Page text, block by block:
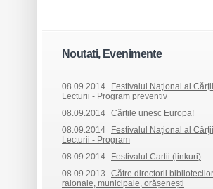
Noutati, Evenimente
08.09.2014
Festivalul Naţional al
Lecturii - Program preventiv
08.09.2014 Cărțile unesc Europa!
08.09.2014
Festivalul Naţional al
Lecturii - Program
08.09.2014
Festivalul Cartii (linkuri)
08.09.2013
Către directorii
raionale, municipale, orășenești